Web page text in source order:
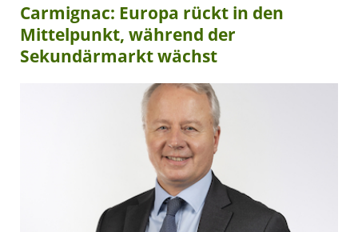
Carmignac: Europa rückt in den
Mittelpunkt, während der
Sekundärmarkt wächst